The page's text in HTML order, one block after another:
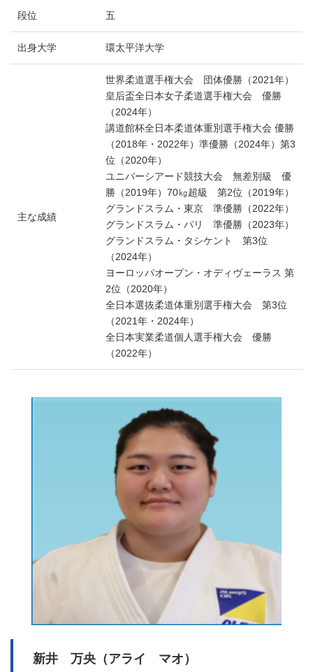
段位 五
出身大学 環太平洋大学
主な成績
世界柔道選手権大会 団体優勝（2021年）
皇后盃全日本女子柔道選手権大会 優勝
（2024年）
講道館杯全日本柔道体重別選手権大会 優勝
（2018年・2022年）準優勝（2024年）第3
位（2020年）
ユニバーシアード競技大会 無差別級 優
勝（2019年）70㎏超級 第2位（2019年）
グランドスラム・東京 準優勝（2022年）
グランドスラム・パリ 準優勝（2023年）
グランドスラム・タシケント 第3位
（2024年）
ヨーロッパオープン・オディヴェーラス 第
2位（2020年）
全日本選抜柔道体重別選手権大会 第3位
（2021年・2024年）
全日本実業柔道個人選手権大会 優勝
（2022年）
新井 万央（アライ マオ）